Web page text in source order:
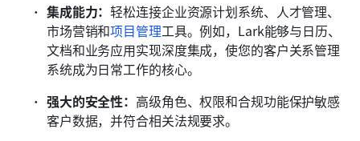
集成能力：轻松连接企业资源计划系统、人才管理、
市场营销和项目管理工具。例如，Lark能够与日历、
文档和业务应用实现深度集成，使您的客户关系管理
系统成为日常工作的核心。
强大的安全性： 高级角色、权限和合规功能保护敏感
客户数据，并符合相关法规要求。